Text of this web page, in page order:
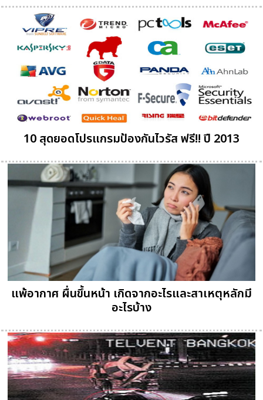
10 สุดยอดโปรแกรมป้องกันไวรัส ฟรี!! ปี 2013
แพ้อากาศ ผื่นขึ้นหน้า เกิดจากอะไรและสาเหตุหลักมี
อะไรบ้าง